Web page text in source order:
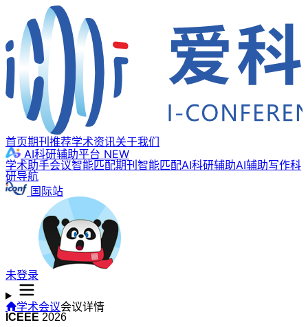
首页期刊推荐学术资讯关于我们
AI科研辅助平台 NEW
学术助手会议智能匹配期刊智能匹配AI科研辅助AI辅助写作科
研导航
国际站
未登录
学术会议会议详情
ICEEE 2026